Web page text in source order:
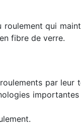
qui
fibre de verre.
par leur